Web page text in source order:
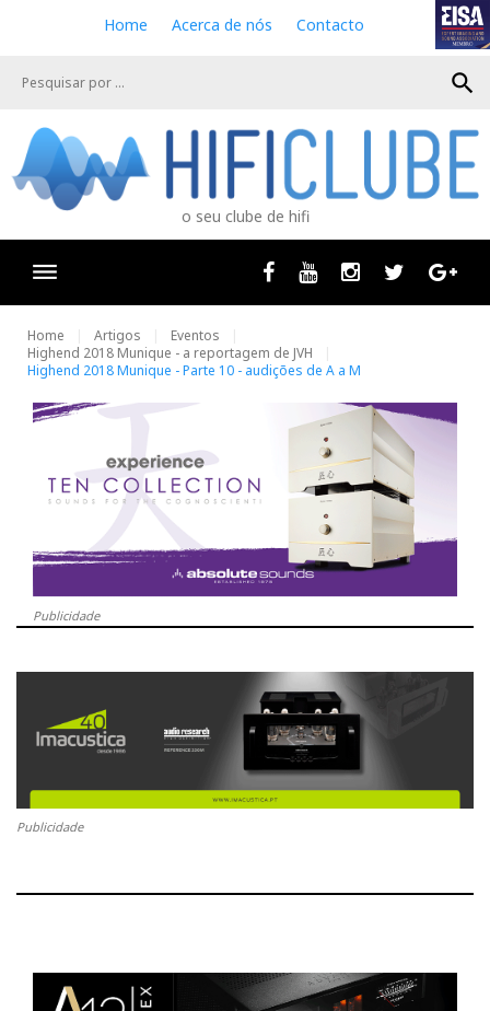
e
Home Acerca de nós Contacto
search
o seu clube de hifi
Facebook
Youtube InstagramTwitter
Home Artigos
Eventos
Highend 2018 Munique - a reportagem de JVH
Highend 2018 Munique - Parte 10 - audições de A a M
Publicidade
Publicidade